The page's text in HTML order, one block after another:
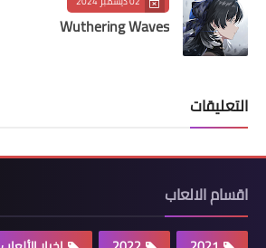
Wuthering Waves
التعليقات
اقسام الالعاب